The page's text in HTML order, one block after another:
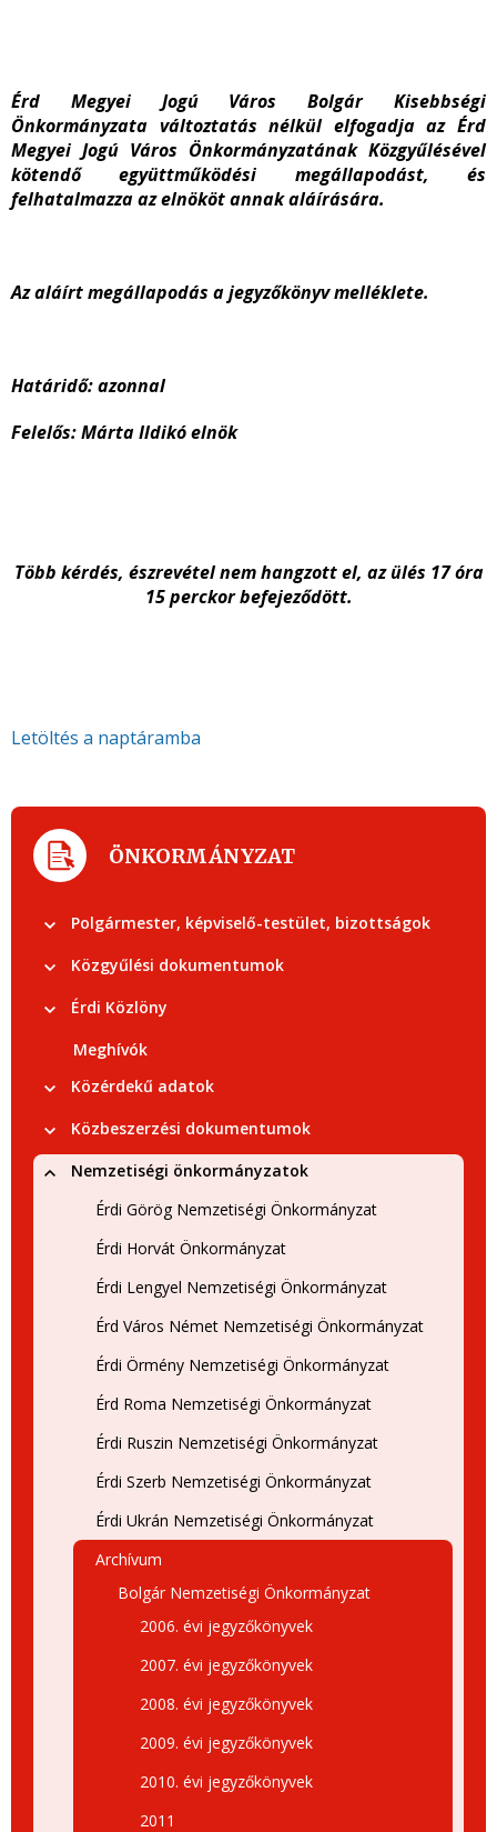
Érd Megyei Jogú Város Bolgár Kisebbségi
Önkormányzata változtatás nélkül elfogadja az Érd
Megyei Jogú Város Önkormányzatának Közgyűlésével
kötendő együttműködési megállapodást, és
felhatalmazza az elnököt annak aláírására.
Az aláírt megállapodás a jegyzőkönyv melléklete.
Határidő: azonnal
Felelős: Márta Ildikó elnök
Több kérdés, észrevétel nem hangzott el, az ülés 17 óra
15 perckor befejeződött.
Letöltés a naptáramba
ÖNKORMÁNYZAT
Polgármester, képviselő-testület, bizottságok
Közgyűlési dokumentumok
Érdi Közlöny
Meghívók
Közérdekű adatok
Közbeszerzési dokumentumok
Nemzetiségi önkormányzatok
Érdi Görög Nemzetiségi Önkormányzat
Érdi Horvát Önkormányzat
Érdi Lengyel Nemzetiségi Önkormányzat
Érd Város Német Nemzetiségi Önkormányzat
Érdi Örmény Nemzetiségi Önkormányzat
Érd Roma Nemzetiségi Önkormányzat
Érdi Ruszin Nemzetiségi Önkormányzat
Érdi Szerb Nemzetiségi Önkormányzat
Érdi Ukrán Nemzetiségi Önkormányzat
Archívum
Bolgár Nemzetiségi Önkormányzat
2006. évi jegyzőkönyvek
2007. évi jegyzőkönyvek
2008. évi jegyzőkönyvek
2009. évi jegyzőkönyvek
2010. évi jegyzőkönyvek
2011